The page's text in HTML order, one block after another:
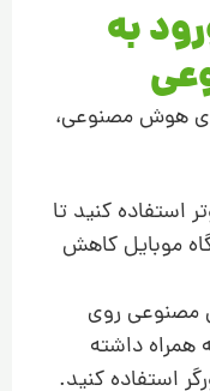
به
هوش مصنوعی،
استفاده کنید تا
موبایل کاهش
مصنوعی روی
داشته
استفاده کنید.